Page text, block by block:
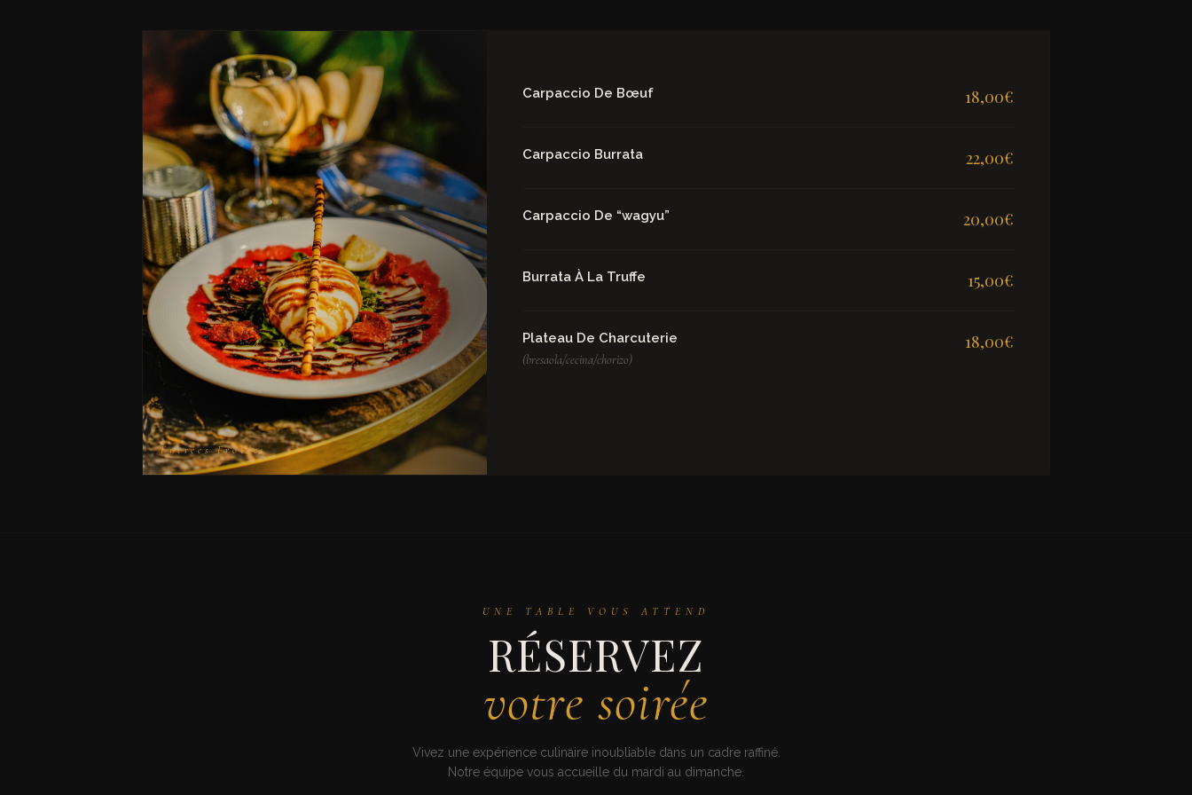
Entrées Froides
Carpaccio De Bœuf 18,00€
Carpaccio Burrata 22,00€
Carpaccio De “wagyu” 20,00€
Burrata À La Truffe 15,00€
Plateau De Charcuterie
(bresaola/cecina/chorizo)
18,00€
UNE TABLE VOUS ATTEND
RÉSERVEZ
votre soirée
Vivez une expérience culinaire inoubliable dans un cadre raffiné.
Notre équipe vous accueille du mardi au dimanche.